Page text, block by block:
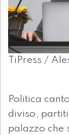
TiPress /
Politica
diviso,
palazzo che